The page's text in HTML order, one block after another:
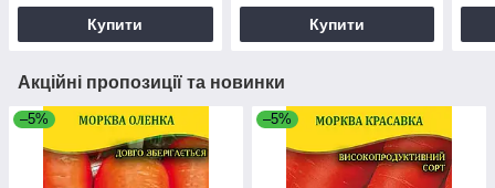
Купити Купити
Акційні пропозиції та новинки
–5% –5%